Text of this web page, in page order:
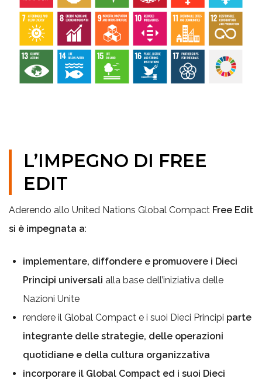
L’IMPEGNO DI FREE
EDIT
Aderendo allo United Nations Global Compact Free Edit
si è impegnata a:
implementare, diffondere e promuovere i Dieci
Principi universali alla base dell’iniziativa delle
Nazioni Unite
rendere il Global Compact e i suoi Dieci Principi parte
integrante delle strategie, delle operazioni
quotidiane e della cultura organizzativa
incorporare il Global Compact ed i suoi Dieci